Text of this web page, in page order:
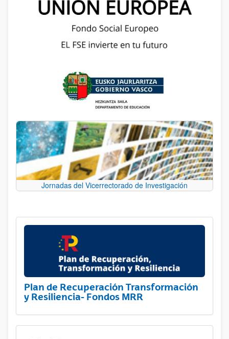
Jornadas del Vicerrectorado de Investigación
Plan de Recuperación Transformación
y Resiliencia- Fondos MRR